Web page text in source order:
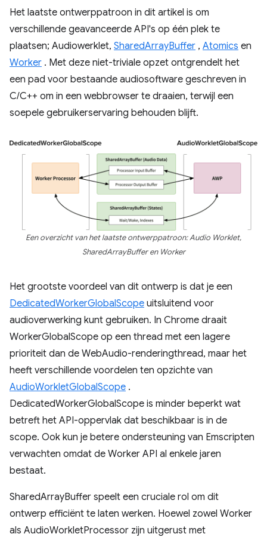
Het laatste ontwerppatroon in dit artikel is om
verschillende geavanceerde API's op één plek te
plaatsen; Audiowerklet, SharedArrayBuffer , Atomics en
Worker . Met deze niet-triviale opzet ontgrendelt het
een pad voor bestaande audiosoftware geschreven in
C/C++ om in een webbrowser te draaien, terwijl een
soepele gebruikerservaring behouden blijft.
Een overzicht van het laatste ontwerppatroon: Audio Worklet,
SharedArrayBuffer en Worker
Het grootste voordeel van dit ontwerp is dat je een
DedicatedWorkerGlobalScope uitsluitend voor
audioverwerking kunt gebruiken. In Chrome draait
WorkerGlobalScope op een thread met een lagere
prioriteit dan de WebAudio-renderingthread, maar het
heeft verschillende voordelen ten opzichte van
AudioWorkletGlobalScope .
DedicatedWorkerGlobalScope is minder beperkt wat
betreft het API-oppervlak dat beschikbaar is in de
scope. Ook kun je betere ondersteuning van Emscripten
verwachten omdat de Worker API al enkele jaren
bestaat.
SharedArrayBuffer speelt een cruciale rol om dit
ontwerp efficiënt te laten werken. Hoewel zowel Worker
als AudioWorkletProcessor zijn uitgerust met